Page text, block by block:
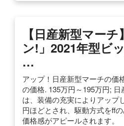
【日産新型マー
ン!」2021年型ビ
…
アップ！日産新型マーチの価
の価格. 135万円～195万円;
は、装備の充実によりアップ
円ほどとされ、駆動方式をff
価格感がアピールされます。